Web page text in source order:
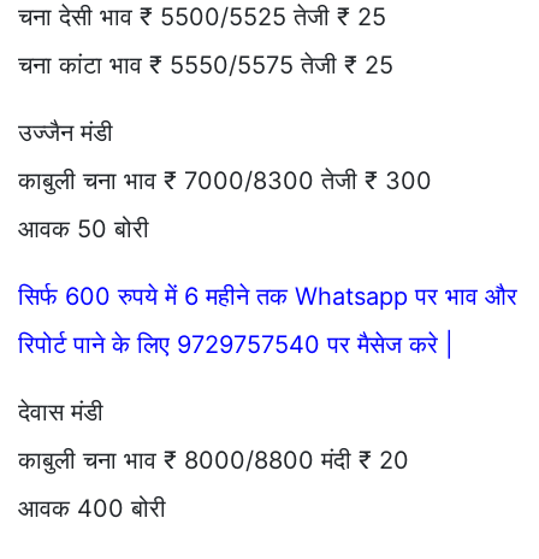
चना देसी भाव ₹ 5500/5525 तेजी ₹ 25
चना कांटा भाव ₹ 5550/5575 तेजी ₹ 25
उज्जैन मंडी
काबुली चना भाव ₹ 7000/8300 तेजी ₹ 300
आवक 50 बोरी
सिर्फ 600 रुपये में 6 महीने तक Whatsapp पर भाव और
रिपोर्ट पाने के लिए 9729757540 पर मैसेज करे |
देवास मंडी
काबुली चना भाव ₹ 8000/8800 मंदी ₹ 20
आवक 400 बोरी